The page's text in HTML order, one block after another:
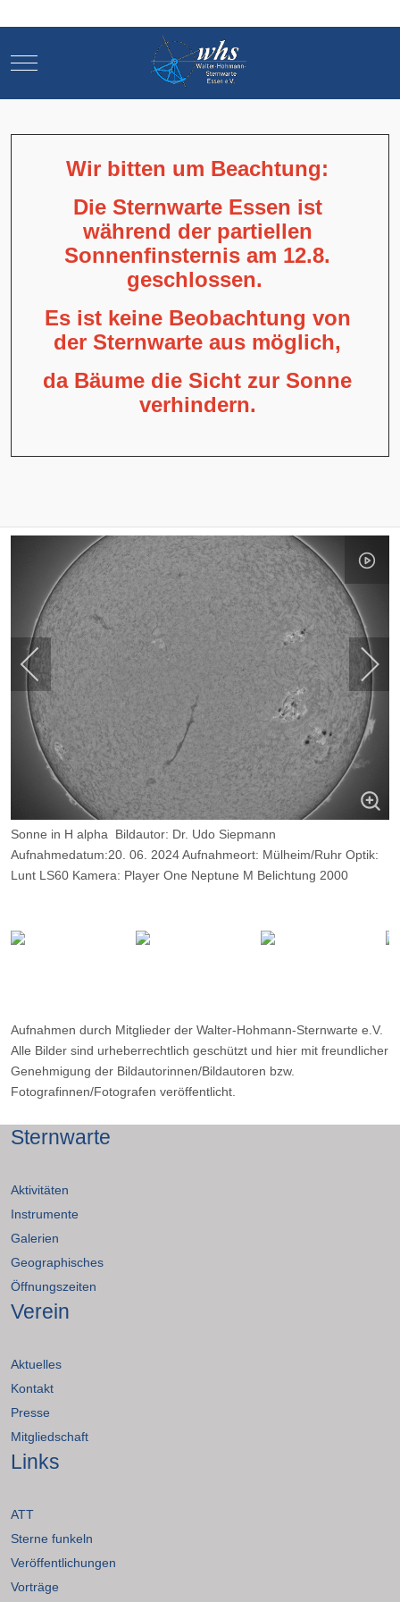
Mobile Menu Toggle
Wir bitten um Beachtung:
Die Sternwarte Essen ist
während der partiellen
Sonnenfinsternis am 12.8.
geschlossen.
Es ist keine Beobachtung von
der Sternwarte aus möglich,
da Bäume die Sicht zur Sonne
verhindern.
Sonne in H alpha Bildautor: Dr. Udo Siepmann
Aufnahmedatum:20. 06. 2024 Aufnahmeort: Mülheim/Ruhr Optik:
Lunt LS60 Kamera: Player One Neptune M Belichtung 2000
Aufnahmen durch Mitglieder der Walter-Hohmann-Sternwarte e.V.
Alle Bilder sind urheberrechtlich geschützt und hier mit freundlicher
Genehmigung der Bildautorinnen/Bildautoren bzw.
Fotografinnen/Fotografen veröffentlicht.
Sternwarte
Aktivitäten
Instrumente
Galerien
Geographisches
Öffnungszeiten
Verein
Aktuelles
Kontakt
Presse
Mitgliedschaft
Links
ATT
Sterne funkeln
Veröffentlichungen
Vorträge